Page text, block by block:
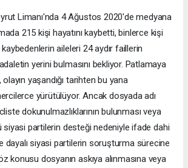
Limanı'nda 4 Ağustos 2020'de medyana
215 kişi hayatını kaybetti, binlerce kişi
kaybedenlerin aileleri 24 aydır faillerin
yerini bulmasını bekliyor. Patlamaya
yaşandığı tarihten bu yana
yürütülüyor. Ancak dosyada adı
dokunulmazlıklarının bulunması veya
siyasi partilerin desteği nedeniyle ifade dahi
dayalı siyasi partilerin soruşturma sürecine
konusu dosyanın askıya alınmasına veya